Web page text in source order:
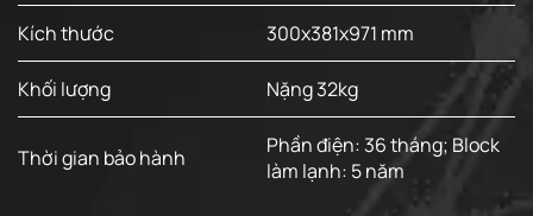
Kích thước 300x381x971 mm
Khối lượng Nặng 32kg
Thời gian bảo hành
Phần điện: 36 tháng; Block
làm lạnh: 5 năm